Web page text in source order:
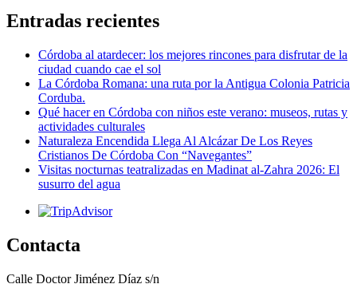
Entradas recientes
Córdoba al atardecer: los mejores rincones para disfrutar de la
ciudad cuando cae el sol
La Córdoba Romana: una ruta por la Antigua Colonia Patricia
Corduba.
Qué hacer en Córdoba con niños este verano: museos, rutas y
actividades culturales
Naturaleza Encendida Llega Al Alcázar De Los Reyes
Cristianos De Córdoba Con “Navegantes”
Visitas nocturnas teatralizadas en Madinat al-Zahra 2026: El
susurro del agua
Contacta
Calle Doctor Jiménez Díaz s/n